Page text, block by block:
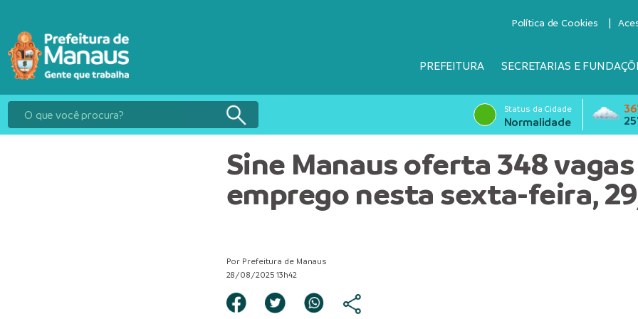
Política de Cookies
PREFEITURA SECRETARIAS E
Status da Cidade
Normalidade
Sine Manaus oferta 348
emprego nesta sexta-feira,
Por Prefeitura de Manaus
28/08/2025 13h42